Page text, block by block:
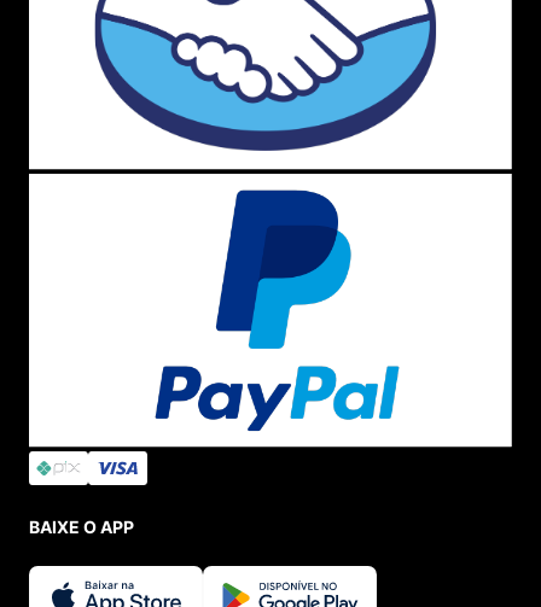
BAIXE O APP